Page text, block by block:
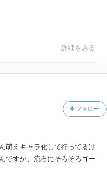
詳細をみる
フォロー
萌えキャラ化して行ってるけ
ですが、流石にそろそろゴー